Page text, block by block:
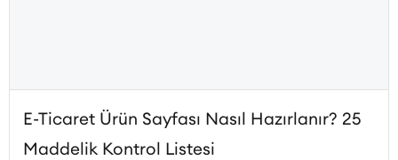
E-Ticaret Ürün Sayfası Nasıl Hazırlanır? 25
Maddelik Kontrol Listesi